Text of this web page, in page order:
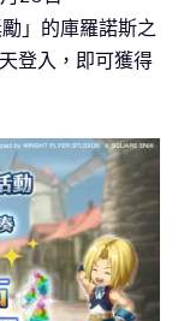
」的庫羅諾斯之
登入，即可獲得